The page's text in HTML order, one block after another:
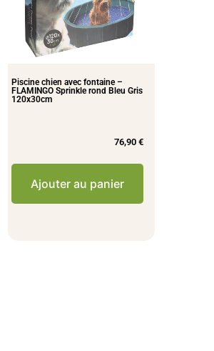
Piscine chien avec fontaine –
FLAMINGO Sprinkle rond Bleu Gris
120x30cm
76,90€
Ajouter au panier